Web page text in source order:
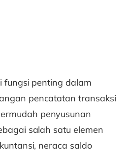
fungsi penting dalam
pencatatan transaksi
penyusunan
salah satu elemen
neraca saldo